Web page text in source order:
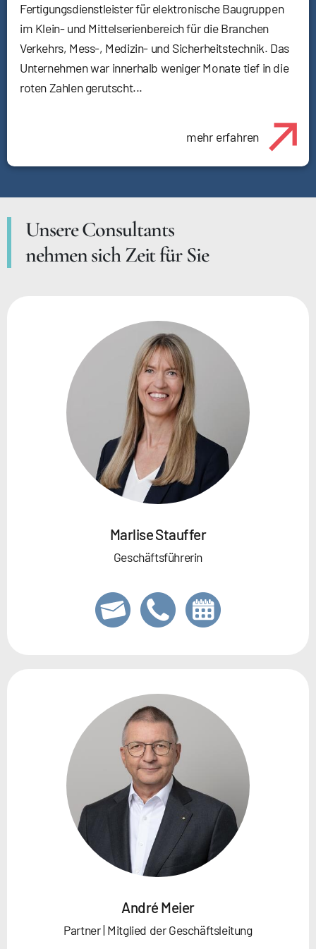
Fertigungsdienstleister für elektronische Baugruppen
im Klein- und Mittelserienbereich für die Branchen
Verkehrs, Mess-, Medizin- und Sicherheitstechnik. Das
Unternehmen war innerhalb weniger Monate tief in die
roten Zahlen gerutscht...
mehr erfahren
Unsere Consultants
nehmen sich Zeit für Sie
Marlise Stauffer
Geschäftsführerin
André Meier
Partner | Mitglied der Geschäftsleitung